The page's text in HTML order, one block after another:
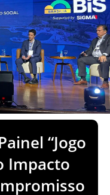
“Jogo
Impacto